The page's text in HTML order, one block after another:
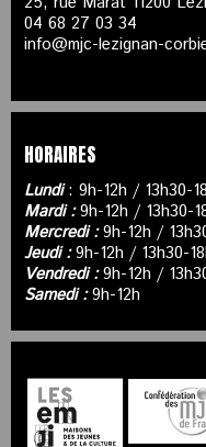
04 68 27 03 34
info@mjc-lezignan-
HORAIRES
Lundi: 9h-12h / 13h30-
Mardi :9h-12h / 13h30-
Mercredi :9h-12h /
Jeudi :9h-12h / 13h30-
Vendredi :9h-12h /
Samedi :9h-12h